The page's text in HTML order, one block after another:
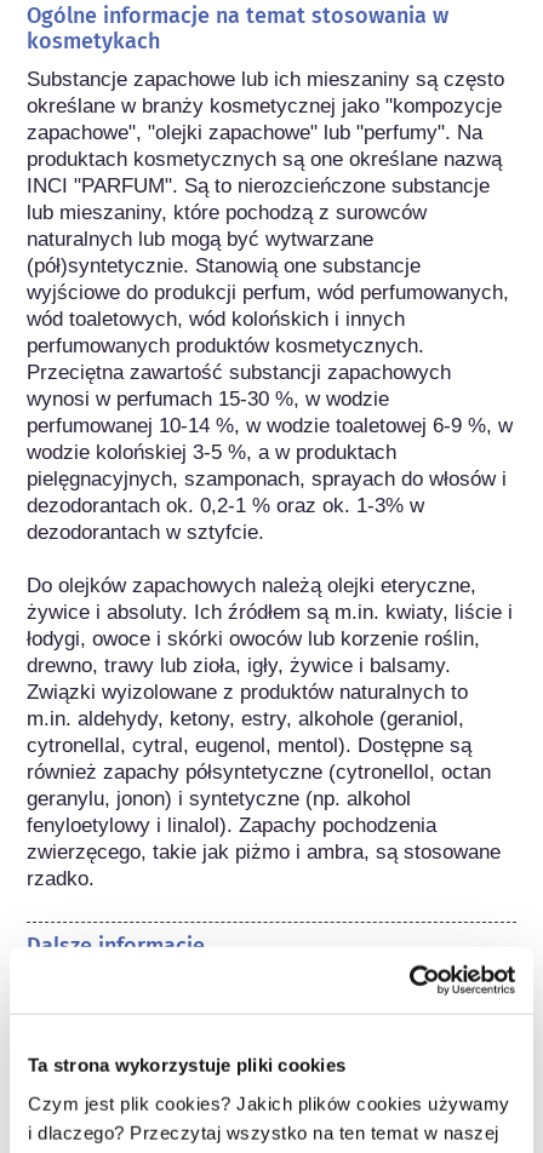
Ta strona wykorzystuje pliki cookies
Czym jest plik cookies? Jakich plików cookies używamy
i dlaczego? Przeczytaj wszystko na ten temat w naszej
Ogólne informacje na temat stosowania w
kosmetykach
Substancje zapachowe lub ich mieszaniny są często
określane w branży kosmetycznej jako "kompozycje
zapachowe", "olejki zapachowe" lub "perfumy". Na
produktach kosmetycznych są one określane nazwą
INCI "PARFUM". Są to nierozcieńczone substancje
lub mieszaniny, które pochodzą z surowców
naturalnych lub mogą być wytwarzane
(pół)syntetycznie. Stanowią one substancje
wyjściowe do produkcji perfum, wód perfumowanych,
wód toaletowych, wód kolońskich i innych
perfumowanych produktów kosmetycznych.
Przeciętna zawartość substancji zapachowych
wynosi w perfumach 15-30 %, w wodzie
perfumowanej 10-14 %, w wodzie toaletowej 6-9 %, w
wodzie kolońskiej 3-5 %, a w produktach
pielęgnacyjnych, szamponach, sprayach do włosów i
dezodorantach ok. 0,2-1 % oraz ok. 1-3% w
dezodorantach w sztyfcie.
Do olejków zapachowych należą olejki eteryczne,
żywice i absoluty. Ich źródłem są m.in. kwiaty, liście i
łodygi, owoce i skórki owoców lub korzenie roślin,
drewno, trawy lub zioła, igły, żywice i balsamy.
Związki wyizolowane z produktów naturalnych to
m.in. aldehydy, ketony, estry, alkohole (geraniol,
cytronellal, cytral, eugenol, mentol). Dostępne są
również zapachy półsyntetyczne (cytronellol, octan
geranylu, jonon) i syntetyczne (np. alkohol
fenyloetylowy i linalol). Zapachy pochodzenia
zwierzęcego, takie jak piżmo i ambra, są stosowane
rzadko.
Dalsze informacje
W przypadku podejrzenia alergii kontaktowej
substancja ta może zostać poddana badaniu
naskórkowym/płatkowym.
Należy do następujących grup substancji